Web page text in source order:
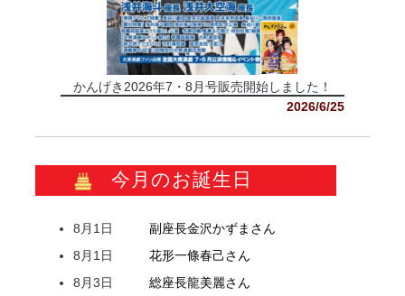
かんげき2026年7・8月号販売開始しました！
2026/6/25
今月のお誕生日
8月1日 副座長金沢かずま さん
8月1日
花形一條春己さん
8月3日
総座長龍美麗さん